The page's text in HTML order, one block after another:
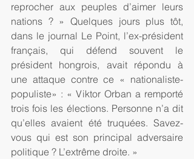
reprocher aux peuples d’aimer leurs
nations ? » Quelques jours plus tôt,
dans le journal Le Point, l’ex-président
français, qui défend souvent le
président hongrois, avait répondu à
une attaque contre ce « nationaliste-
populiste» : « Viktor Orban a remporté
trois fois les élections. Personne n’a dit
qu’elles avaient été truquées. Savez-
vous qui est son principal adversaire
politique ? L’extrême droite. »